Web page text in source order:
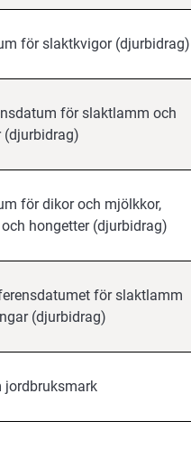
för slaktkvigor (djurbidrag)
för slaktlamm och
för dikor och mjölkkor,
hongetter (djurbidrag)
för slaktlamm
(djurbidrag)
jordbruksmark